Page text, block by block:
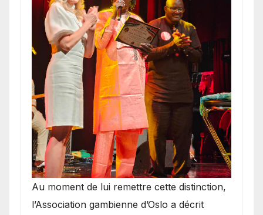
​Au moment de lui remettre cette distinction,
l’Association gambienne d’Oslo a décrit